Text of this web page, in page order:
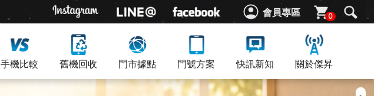
會員專區 0
手機比較 舊機回收 門市據點 門號方案 快訊新知 關於傑昇